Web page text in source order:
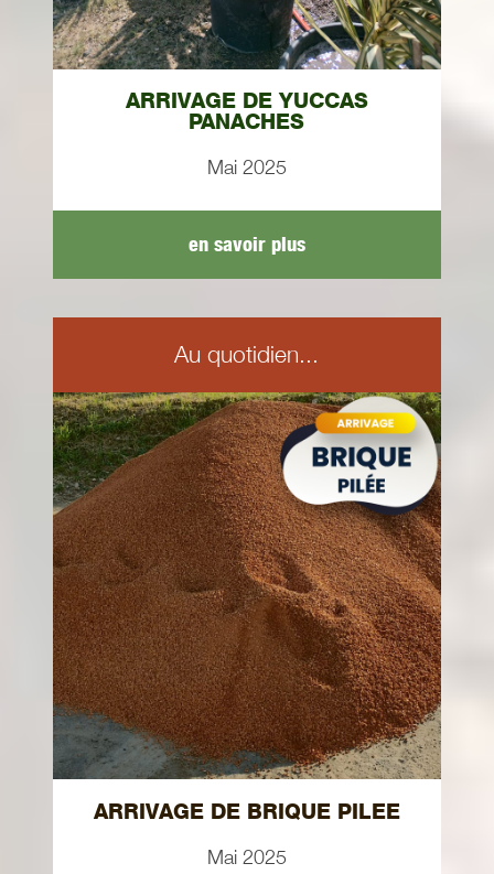
ARRIVAGE DE YUCCAS
PANACHES
Mai 2025
en savoir plus
Au quotidien...
ARRIVAGE DE BRIQUE PILEE
Mai 2025